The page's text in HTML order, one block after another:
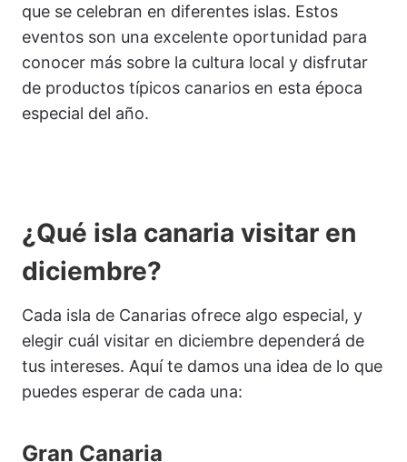
que se celebran en diferentes islas. Estos
eventos son una excelente oportunidad para
conocer más sobre la cultura local y disfrutar
de productos típicos canarios en esta época
especial del año.
¿Qué isla canaria visitar en
diciembre?
Cada isla de Canarias ofrece algo especial, y
elegir cuál visitar en diciembre dependerá de
tus intereses. Aquí te damos una idea de lo que
puedes esperar de cada una:
Gran Canaria